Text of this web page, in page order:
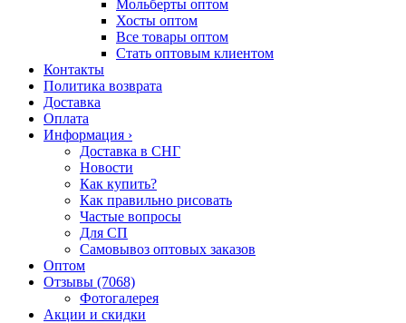
Мольберты оптом
Хосты оптом
Все товары оптом
Стать оптовым клиентом
Контакты
Политика возврата
Доставка
Оплата
Информация ›
Доставка в СНГ
Новости
Как купить?
Как правильно рисовать
Частые вопросы
Для СП
Самовывоз оптовых заказов
Оптом
Отзывы (7068)
Фотогалерея
Акции и скидки